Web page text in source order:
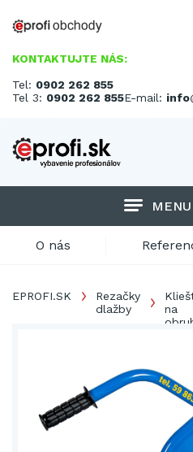
KONTAKTUJTE NÁS:
Tel: 0902 262 855
Tel 3: 0902 262 855E-mail:
MENU
O nás
EPROFI.SK
Rezačky
dlažby
na